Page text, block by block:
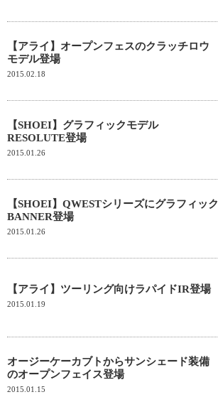
【アライ】オープンフェスのクラッチロウ
モデル登場
2015.02.18
【SHOEI】グラフィックモデル
RESOLUTE登場
2015.01.26
【SHOEI】QWESTシリーズにグラフィック
BANNER登場
2015.01.26
【アライ】ツーリング向けラパイドIR登場
2015.01.19
オージーケーカブトからサンシェード装備
のオープンフェイス登場
2015.01.15